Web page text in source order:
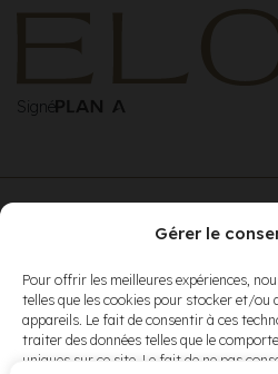
Gérer le
Pour offrir les meilleures expériences,
telles que les cookies pour stocker et/ou
appareils. Le fait de consentir à ces
traiter des données telles que le
uniques sur ce site. Le fait de ne pas
Signé
conditions
d’utilisationet
nospolitiques
de
confidentialité .
2005 av. de Bois-